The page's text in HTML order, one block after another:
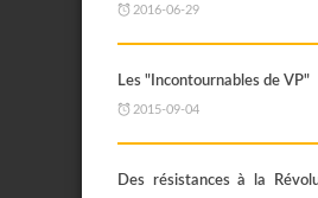
2016-06-29
Les "Incontournables de VP"
2015-09-04
Des résistances à la